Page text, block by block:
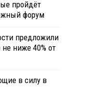
пройдёт
форум
предложили
ниже 40% от
в силу в